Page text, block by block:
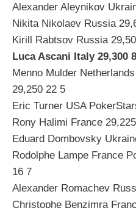
Alexander Aleynikov
Nikita Nikolaev Russia
Kirill Rabtsov Russia
Luca Ascani Italy 29,300
Menno Mulder
29,250 22 5
Eric Turner USA
Rony Halimi France
Eduard Dombovsky
Rodolphe Lampe France
16 7
Alexander Romachev
Christophe Benzimra